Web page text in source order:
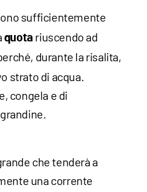
sufficientemente
quota riuscendo ad
durante la risalita,
strato di acqua.
congela e di
che tenderà a
una corrente